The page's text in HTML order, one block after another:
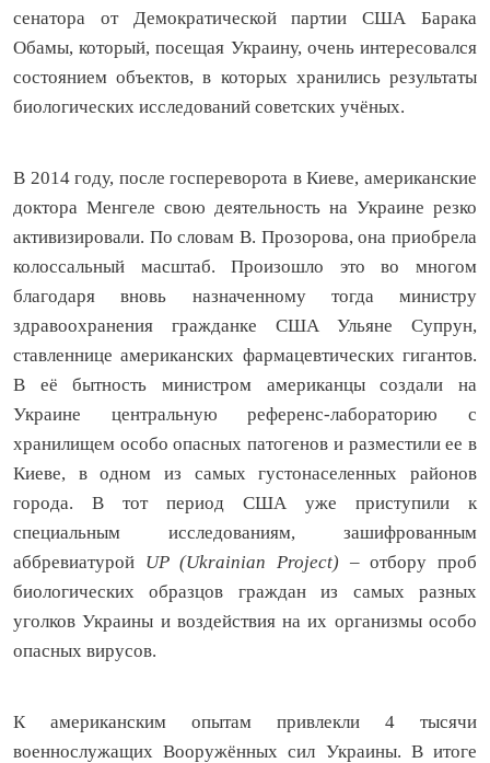
сенатора от Демократической партии США Барака
Обамы, который, посещая Украину, очень интересовался
состоянием объектов, в которых хранились результаты
биологических исследований советских учёных.
В 2014 году, после госпереворота в Киеве, американские
доктора Менгеле свою деятельность на Украине резко
активизировали. По словам В. Прозорова, она приобрела
колоссальный масштаб. Произошло это во многом
благодаря вновь назначенному тогда министру
здравоохранения гражданке США Ульяне Супрун,
ставленнице американских фармацевтических гигантов.
В её бытность министром американцы создали на
Украине центральную референс-лабораторию с
хранилищем особо опасных патогенов и разместили ее в
Киеве, в одном из самых густонаселенных районов
города. В тот период США уже приступили к
специальным исследованиям, зашифрованным
аббревиатурой UP (Ukrainian Project) – отбору проб
биологических образцов граждан из самых разных
уголков Украины и воздействия на их организмы особо
опасных вирусов.
К американским опытам привлекли 4 тысячи
военнослужащих Вооружённых сил Украины. В итоге